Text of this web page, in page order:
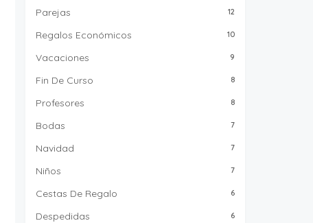
Parejas 12
Regalos Económicos 10
Vacaciones 9
Fin De Curso 8
Profesores 8
Bodas 7
Navidad 7
Niños 7
Cestas De Regalo 6
Despedidas 6